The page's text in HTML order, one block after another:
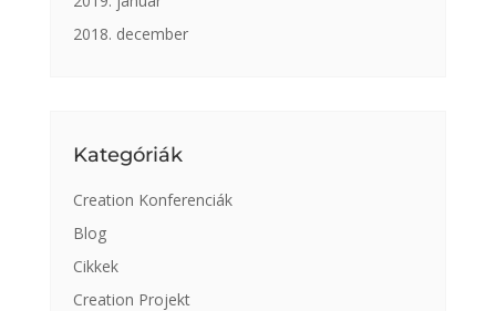
2018. december
Kategóriák
Creation Konferenciák
Blog
Cikkek
Creation Projekt